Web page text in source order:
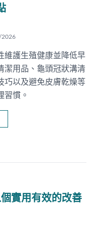
維護生殖健康並降低早
潔用品、龜頭冠狀溝清
巧以及避免皮膚乾燥等
習慣。
實用有效的改善